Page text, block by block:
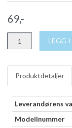
69,-
LEGG
Produktdetaljer
Leverandørens
Modellnummer